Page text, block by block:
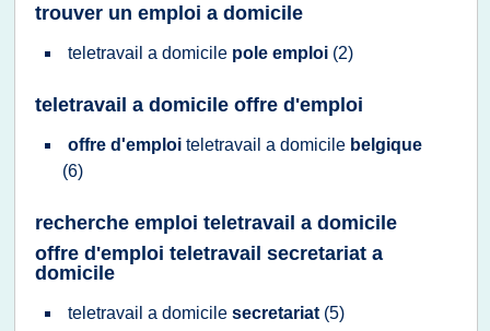
trouver un emploi a domicile
teletravail a domicile pole emploi (2)
teletravail a domicile offre d'emploi
offre d'emploi teletravail a domicile belgique
(6)
recherche emploi teletravail a domicile
offre d'emploi teletravail secretariat a
domicile
teletravail a domicile secretariat (5)